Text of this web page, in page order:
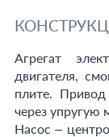
Агрегат
двигателя,
плите. Привод
через упругую
Насос –